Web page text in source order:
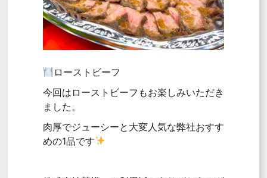
ローストビーフ
今回はローストビーフもお楽しみいただき
ました。
肉厚でジューシーと大変人気な弊社おすす
めの1品です